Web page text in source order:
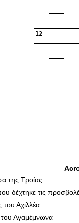
12
της Τροίας
δέχτηκε τις
του Αχιλλέα
Αγαμέμνωνα